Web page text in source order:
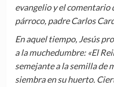
evangelio y el comentario
párroco, padre Carlos
En aquel tiempo, Jesús
a la muchedumbre: «El
semejante a la semilla de
siembra en su huerto.